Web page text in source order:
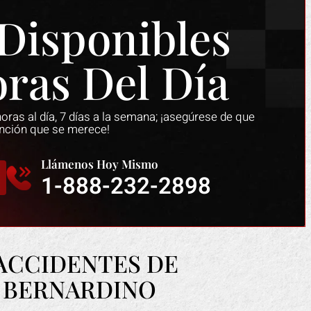
Del Día
al día, 7 días a la semana; ¡asegúrese de que
que se merece!
Llámenos Hoy Mismo
1-888-232-2898
DE
me ayudó a recuperar todos
gastos debido a mi accidente de
La compañía de seguros
de ralentizar el proceso y
de que yo estuviera siquiera
Mark hizo un trabajo
cuando me resbalé en
descaro de alegar que
tacones, cuando